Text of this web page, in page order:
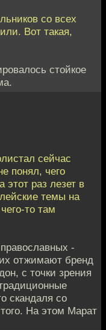
со всех
Вот такая,
стойкое
сейчас
понял, чего
этот раз лезет в
темы на
то там
-
отжимают бренд
с точки зрения
скандаля со
На этом Марат